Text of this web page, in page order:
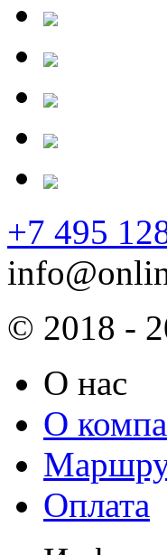
+7 495
© 2018 -
О нас
О
Оплата